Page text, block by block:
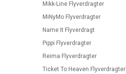
Mikk-Line Flyverdragter
MiNyMo Flyverdragter
Name It Flyverdragt
Pippi Flyverdragter
Reima Flyverdragter
Ticket To Heaven Flyverdragter